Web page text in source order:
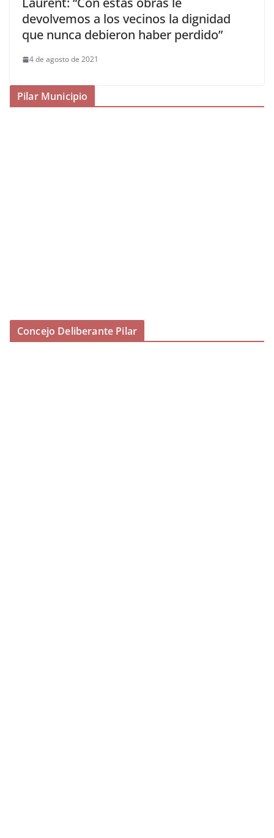
devolvemos a los vecinos la dignidad
que nunca debieron haber perdido”
4 de agosto de 2021
Pilar Municipio
Concejo Deliberante Pilar